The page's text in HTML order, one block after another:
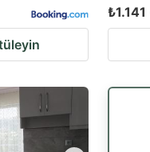
₺1.141